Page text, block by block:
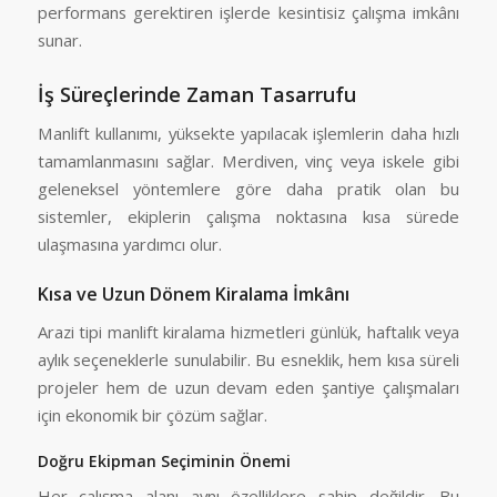
performans gerektiren işlerde kesintisiz çalışma imkânı
sunar.
İş Süreçlerinde Zaman Tasarrufu
Manlift kullanımı, yüksekte yapılacak işlemlerin daha hızlı
tamamlanmasını sağlar. Merdiven, vinç veya iskele gibi
geleneksel yöntemlere göre daha pratik olan bu
sistemler, ekiplerin çalışma noktasına kısa sürede
ulaşmasına yardımcı olur.
Kısa ve Uzun Dönem Kiralama İmkânı
Arazi tipi manlift kiralama hizmetleri günlük, haftalık veya
aylık seçeneklerle sunulabilir. Bu esneklik, hem kısa süreli
projeler hem de uzun devam eden şantiye çalışmaları
için ekonomik bir çözüm sağlar.
Doğru Ekipman Seçiminin Önemi